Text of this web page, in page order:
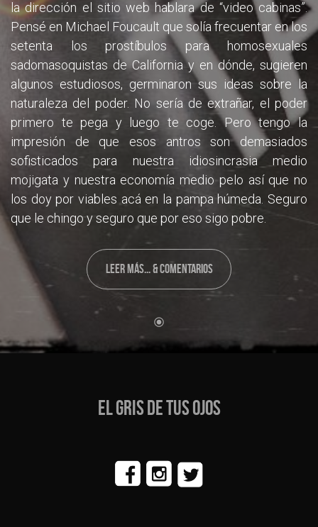
la dirección el sitio web hablara de “video cabinas”.
Pensé en Michael Foucault que solía frecuentar en los
setenta los prostíbulos para homosexuales
sadomasoquistas de California y en dónde, sugieren
algunos estudiosos, germinaron sus ideas sobre la
naturaleza del poder. No sería de extrañar, el poder
primero te pega y luego te coge. Pero tengo la
impresión de que esos antros son demasiados
sofisticados para nuestra idiosincrasia medio
mojigata y nuestra economía medio pelo así que no
los doy por viables acá en la pampa húmeda. Seguro
que le chingo y seguro que por eso sigo pobre.
LEER MÁS... & COMENTARIOS
EL GRIS DE TUS OJOS